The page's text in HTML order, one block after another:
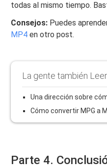
todas al mismo tiempo.
Consejos: Puedes
MP4 en otro post.
La gente también Leer
Una dirección sobre
Cómo convertir MPG a
Parte 4.